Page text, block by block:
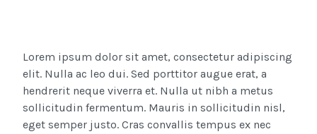
Lorem ipsum dolor sit amet, consectetur adipiscing
elit. Nulla ac leo dui. Sed porttitor augue erat, a
hendrerit neque viverra et. Nulla ut nibh a metus
sollicitudin fermentum. Mauris in sollicitudin nisl,
eget semper justo. Cras convallis tempus ex nec